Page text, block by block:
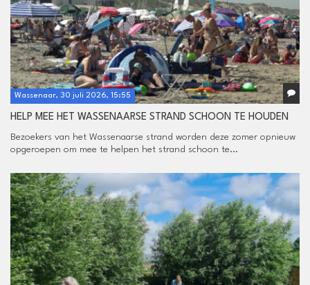
Wassenaar, 30 juli 2026, 15:55
HELP MEE HET WASSENAARSE STRAND SCHOON TE HOUDEN
Bezoekers van het Wassenaarse strand worden deze zomer opnieuw
opgeroepen om mee te helpen het strand schoon te...